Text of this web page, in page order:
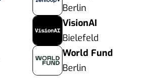
Berlin
VisionAI
Bielefeld
World Fund
Berlin